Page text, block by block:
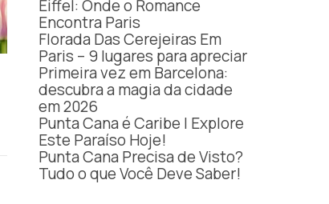
Eiffel: Onde o Romance
Encontra Paris
Florada Das Cerejeiras Em
Paris – 9 lugares para apreciar
Primeira vez em Barcelona:
descubra a magia da cidade
em 2026
Punta Cana é Caribe | Explore
Este Paraíso Hoje!
Punta Cana Precisa de Visto?
Tudo o que Você Deve Saber!